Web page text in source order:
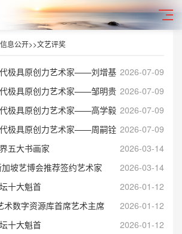
信息公开>>文艺评奖
2026-07-09
极具原创力艺术家——刘增基
2026-07-09
极具原创力艺术家——邹明贵
2026-07-09
极具原创力艺术家——高学毅
2026-07-09
极具原创力艺术家——周嗣铨
2026-03-14
五大书画家
2026-03-14
坡艺博会推荐签约艺术家
2026-01-12
十大魁首
2026-01-12
数字资源库首席艺术主席
2026-01-12
十大魁首